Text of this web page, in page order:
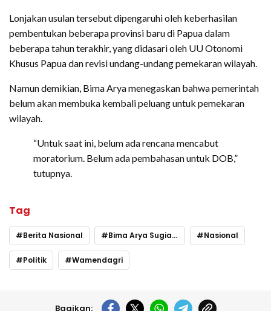
Lonjakan usulan tersebut dipengaruhi oleh keberhasilan
pembentukan beberapa provinsi baru di Papua dalam
beberapa tahun terakhir, yang didasari oleh UU Otonomi
Khusus Papua dan revisi undang-undang pemekaran wilayah.
Namun demikian, Bima Arya menegaskan bahwa pemerintah
belum akan membuka kembali peluang untuk pemekaran
wilayah.
“Untuk saat ini, belum ada rencana mencabut
moratorium. Belum ada pembahasan untuk DOB,”
tutupnya.
Tag
Berita Nasional Bima Arya Sugiarto Nasional
Politik Wamendagri
Bagikan: